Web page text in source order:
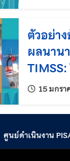
ตัวอย่า
ผลนาน
15 มกร
ศูนย์ดำเนินงาน